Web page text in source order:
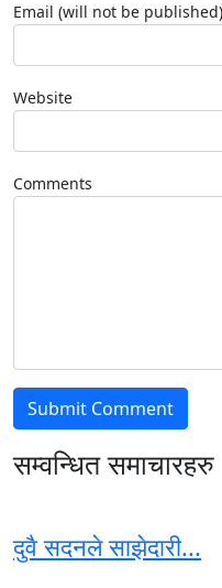
Email (will not be
Website
Comments
सम्वन्धित समाचारहरु
दुवै सदनले साझेदारी...